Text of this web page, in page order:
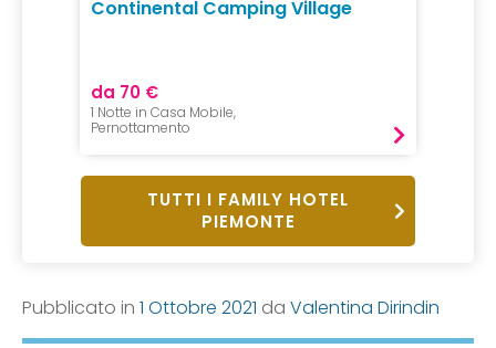
Continental Camping Village
da 70 €
1 Notte in Casa Mobile,
Pernottamento
TUTTI I FAMILY HOTEL
PIEMONTE
Pubblicato in 1 Ottobre 2021 da Valentina Dirindin